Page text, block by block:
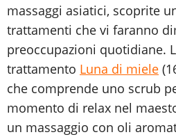
massaggi asiatici, scoprite
trattamenti che vi faranno
preoccupazioni quotidiane.
trattamento Luna di miele
che comprende uno scrub
momento di relax nel
un massaggio con oli